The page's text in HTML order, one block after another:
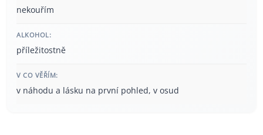
nekouřím
ALKOHOL:
příležitostně
V CO VĚŘÍM:
v náhodu a lásku na první pohled, v osud